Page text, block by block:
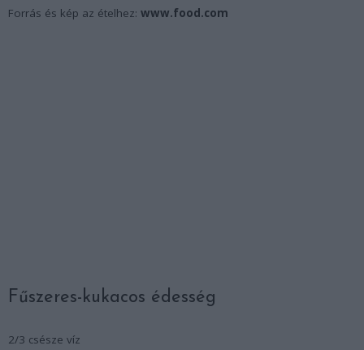
Forrás és kép az ételhez: www.food.com
Fűszeres-kukacos édesség
2/3 csésze víz